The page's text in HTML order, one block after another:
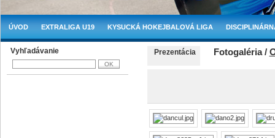
ÚVOD EXTRALIGA U19 KYSUCKÁ HOKEJBALOVÁ LIGA
Vyhľadávanie Prezentácia Fotogaléria /